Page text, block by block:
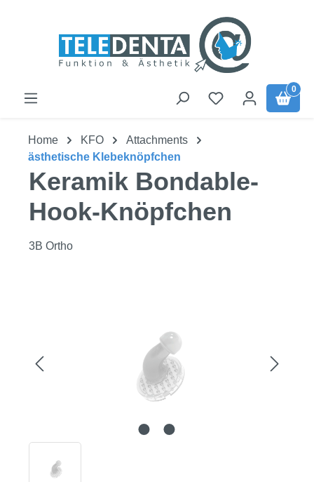
0
Home KFO
Attachments
ästhetische Klebeknöpfchen
Keramik Bondable-
Hook-Knöpfchen
3B Ortho